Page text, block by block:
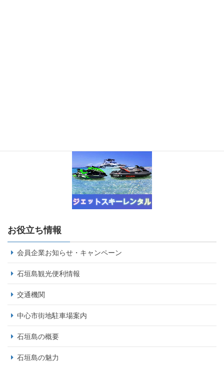
お役立ち情報
会員企業お知らせ・キャンペーン
石垣島観光便利情報
交通機関
中心市街地駐車場案内
石垣島の概要
石垣島の魅力